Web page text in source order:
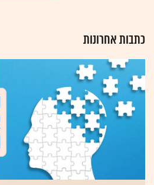
כתבות אחרונות